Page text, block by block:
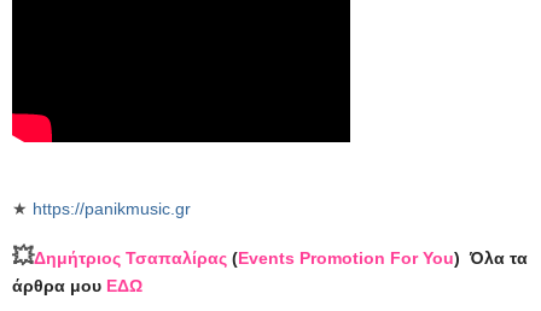
★ https://panikmusic.gr
💥Δημήτριος Τσαπαλίρας (Events Promotion For You) Όλα τα
άρθρα μου ΕΔΩ